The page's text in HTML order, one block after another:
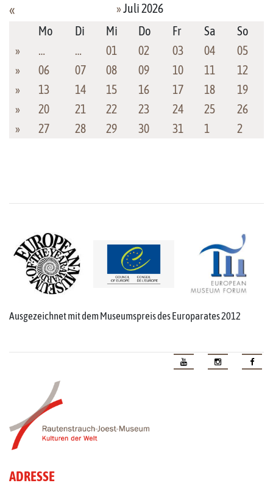
»
«
Juli 2026
Mo
Di Mi Do Fr Sa
So
»
… … 01 02 03 04
05
»
06 07 08 09 10 11
12
»
13 14 15 16 17 18
19
»
20 21 22 23 24 25
26
»
27 28 29 30 31 1 2
Ausgezeichnet mit dem Museumspreis des Europarates 2012
ADRESSE